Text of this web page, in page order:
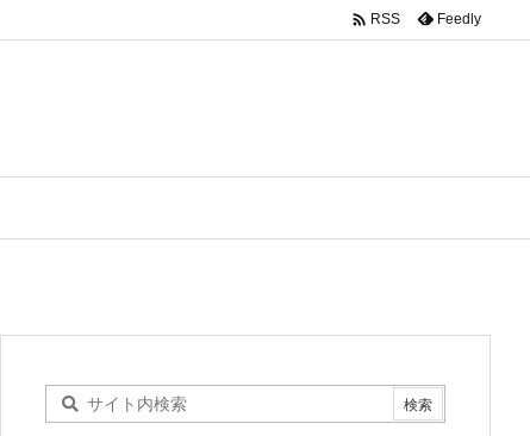
 RSS Feedly